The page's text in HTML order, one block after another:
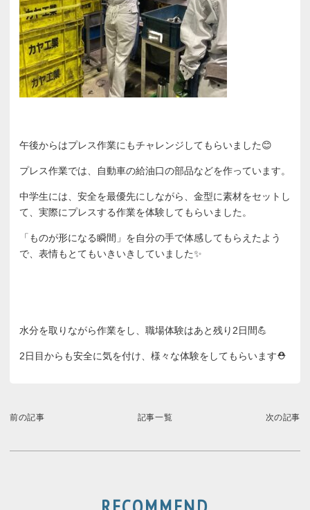
午後からはプレス作業にもチャレンジしてもらいました😊
プレス作業では、自動車の給油口の部品などを作っています。
中学生には、安全を最優先にしながら、金型に素材をセットし
て、実際にプレスする作業を体験してもらいました。
「ものが形になる瞬間」を自分の手で体感してもらえたよう
で、表情もとてもいきいきしていました✨
水分を取りながら作業をし、職場体験はあと残り2日間💪
2日目からも安全に気を付け、様々な体験をしてもらいます⛑
前の記事 記事一覧 次の記事